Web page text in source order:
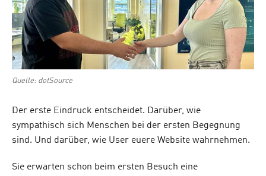
Quelle: dotSource
Der erste Eindruck entscheidet. Darüber, wie
sympathisch sich Menschen bei der ersten Begegnung
sind. Und darüber, wie User euere Website wahrnehmen.
Sie erwarten schon beim ersten Besuch eine